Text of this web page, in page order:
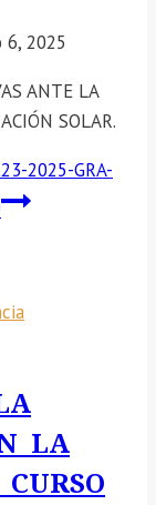
6, 2025
ANTE LA
SOLAR.
2025-GRA-
LA